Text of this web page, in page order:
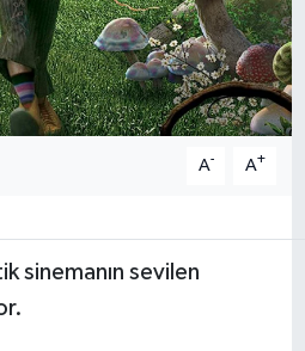
A- A+
sinemanın sevilen